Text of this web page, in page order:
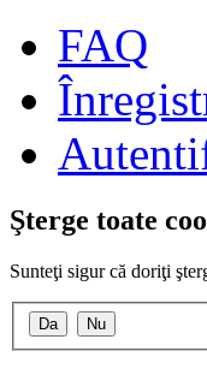
FAQ
Şterge toate
Sunteţi sigur că doriţi